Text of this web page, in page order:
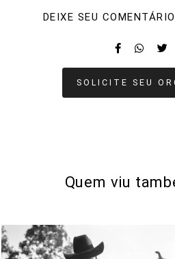
DEIXE SEU
SOLICITE SEU
Quem viu